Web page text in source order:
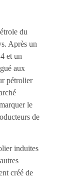
du
Après un
et un
aux
pétrolier
le
de
induites
créé de